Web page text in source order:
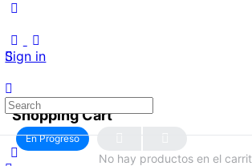
Sign in
Shopping Cart
No hay productos en el
Search
for:
LECCIÓN 1
En Progreso